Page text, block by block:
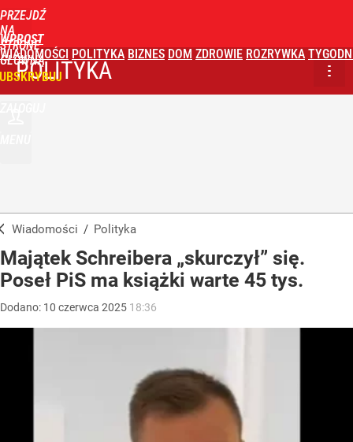
PRZEJDŹ
NA
STRONĘ
GŁÓWNĄ
WPROST
WIADOMOŚCI POLITYKA BIZNES DOM ZDROWIE ROZRYWKA
POLITYKA
Wiadomości / Polityka
Majątek Schreibera „skurczył” się.
Poseł PiS ma książki warte 45 tys.
Dodano: 10 czerwca 2025 18:36